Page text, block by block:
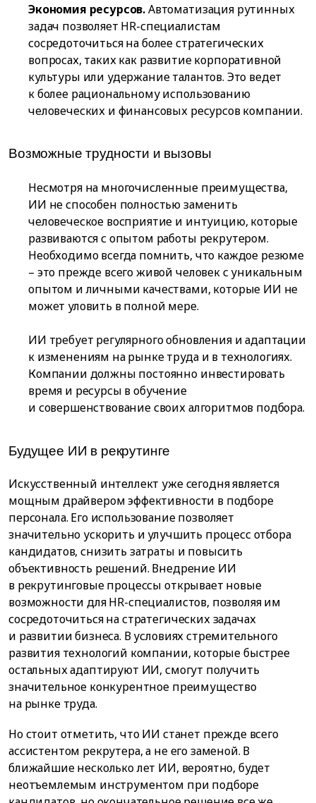
Экономия ресурсов.Автоматизация рутинных
задач позволяет HR-специалистам
сосредоточиться на более стратегических
вопросах, таких как развитие корпоративной
культуры или удержание талантов. Это ведет
к более рациональному использованию
человеческих и финансовых ресурсов компании.
Возможные трудности и вызовы
Несмотря на многочисленные преимущества,
ИИ не способен полностью заменить
человеческое восприятие и интуицию, которые
развиваются с опытом работы рекрутером.
Необходимо всегда помнить, что каждое резюме
– это прежде всего живой человек с уникальным
опытом и личными качествами, которые ИИ не
может уловить в полной мере.
ИИ требует регулярного обновления и адаптации
к изменениям на рынке труда и в технологиях.
Компании должны постоянно инвестировать
время и ресурсы в обучение
и совершенствование своих алгоритмов подбора.
Будущее ИИ в рекрутинге
Искусственный интеллект уже сегодня является
мощным драйвером эффективности в подборе
персонала. Его использование позволяет
значительно ускорить и улучшить процесс отбора
кандидатов, снизить затраты и повысить
объективность решений. Внедрение ИИ
в рекрутинговые процессы открывает новые
возможности для HR-специалистов, позволяя им
сосредоточиться на стратегических задачах
и развитии бизнеса. В условиях стремительного
развития технологий компании, которые быстрее
остальных адаптируют ИИ, смогут получить
значительное конкурентное преимущество
на рынке труда.
Но стоит отметить, что ИИ станет прежде всего
ассистентом рекрутера, а не его заменой. В
ближайшие несколько лет ИИ, вероятно, будет
неотъемлемым инструментом при подборе